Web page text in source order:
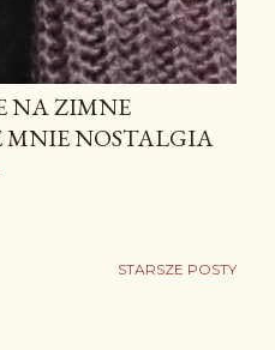
NA ZIMNE
MNIE NOSTALGIA
STARSZE POSTY